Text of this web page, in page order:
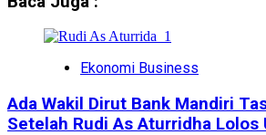
Ekonomi Business
Ada Wakil Dirut Bank Mandiri
Setelah Rudi As Aturridha Lolos